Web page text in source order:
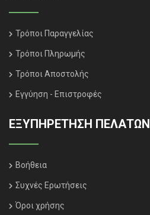
Τρόποι Παραγγελίας
Τρόποι Πληρωμής
Τρόποι Αποστολής
Εγγύηση - Επιστροφές
ΕΞΥΠΗΡΈΤΗΣΗ ΠΕΛΑΤΏΝ
Βοήθεια
Συχνές Ερωτήσεις
Όροι χρήσης